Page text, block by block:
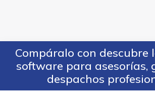
Compáralo con descubre
software para asesorías,
despachos